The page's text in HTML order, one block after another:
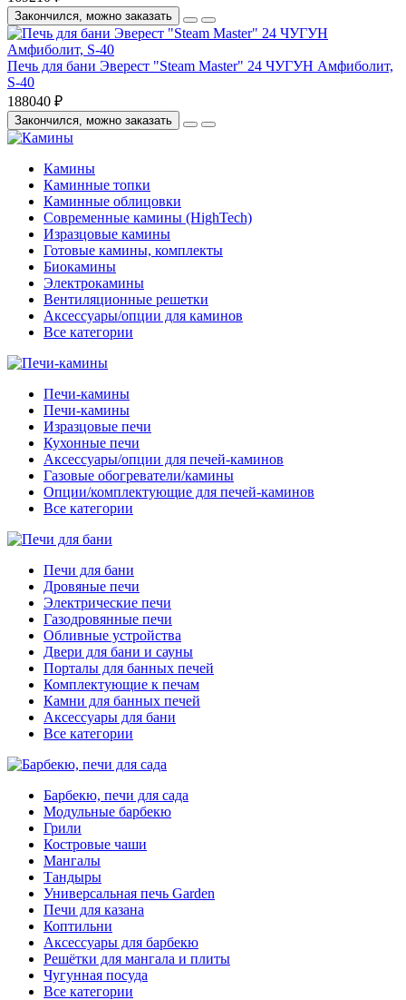
Закончился, можно заказать
Печь для бани Эверест "Steam Master" 24 ЧУГУН Амфиболит,
S-40
188040 ₽
Закончился, можно заказать
Камины
Каминные топки
Каминные облицовки
Современные камины (HighTech)
Изразцовые камины
Готовые камины, комплекты
Биокамины
Электрокамины
Вентиляционные решетки
Аксессуары/опции для каминов
Все категории
Печи-камины
Печи-камины
Изразцовые печи
Кухонные печи
Аксессуары/опции для печей-каминов
Газовые обогреватели/камины
Опции/комплектующие для печей-каминов
Все категории
Печи для бани
Дровяные печи
Электрические печи
Газодровянные печи
Обливные устройства
Двери для бани и сауны
Порталы для банных печей
Комплектующие к печам
Камни для банных печей
Аксессуары для бани
Все категории
Барбекю, печи для сада
Модульные барбекю
Грили
Костровые чаши
Мангалы
Тандыры
Универсальная печь Garden
Печи для казана
Коптильни
Аксессуары для барбекю
Решётки для мангала и плиты
Чугунная посуда
Все категории